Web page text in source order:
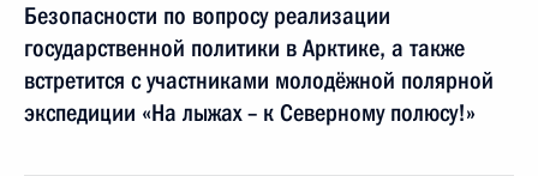
Безопасности по вопросу реализации
государственной политики в Арктике, а также
встретится с участниками молодёжной полярной
экспедиции «На лыжах – к Северному полюсу!»